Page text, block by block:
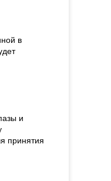
в
и
принятия